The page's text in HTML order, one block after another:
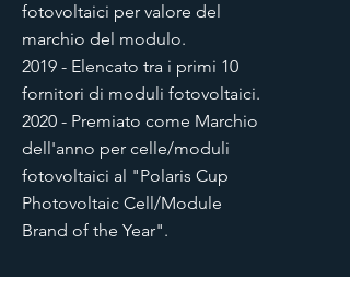
fotovoltaici per valore del
marchio del modulo.
2019 - Elencato tra i primi 10
fornitori di moduli fotovoltaici.
2020 - Premiato come Marchio
dell'anno per celle/moduli
fotovoltaici al "Polaris Cup
Photovoltaic Cell/Module
Brand of the Year".